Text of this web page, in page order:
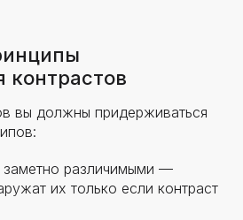
контрастов
вы должны придерживаться
различимыми —
их только если контраст